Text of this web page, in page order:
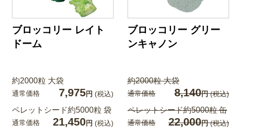
ブロッコリー レイト
ドーム
約2000粒 大袋
通常価格 7,975円 (税込)
ペレットシード約5000粒 袋
通常価格 21,450円 (税込)
ブロッコリー グリー
ンキャノン
約2000粒 大袋
通常価格 8,140円(税込)
ペレットシード約5000粒 缶
通常価格 22,000円(税込)